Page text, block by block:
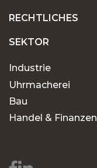
RECHTLICHES
SEKTOR
Industrie
Uhrmacherei
Bau
Handel & Finanzen